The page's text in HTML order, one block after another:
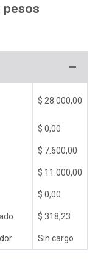
pesos
$ 28.000,00
$ 0,00
$ 7.600,00
$ 11.000,00
$ 0,00
$ 318,23
Sin cargo